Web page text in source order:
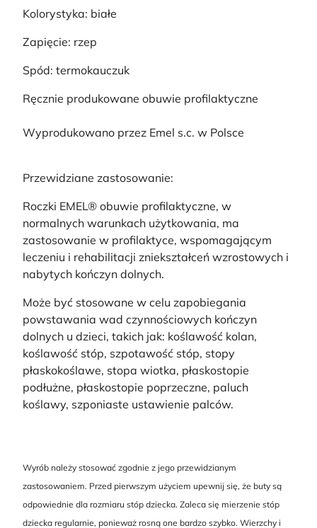
Kolorystyka: białe
Zapięcie: rzep
Spód: termokauczuk
Ręcznie produkowane obuwie profilaktyczne
Wyprodukowano przez Emel s.c. w Polsce
Przewidziane zastosowanie:
Roczki EMEL® obuwie profilaktyczne, w
normalnych warunkach użytkowania, ma
zastosowanie w profilaktyce, wspomagającym
leczeniu i rehabilitacji zniekształceń wzrostowych i
nabytych kończyn dolnych.
Może być stosowane w celu zapobiegania
powstawania wad czynnościowych kończyn
dolnych u dzieci, takich jak: koślawość kolan,
koślawość stóp, szpotawość stóp, stopy
płaskokoślawe, stopa wiotka, płaskostopie
podłużne, płaskostopie poprzeczne, paluch
koślawy, szponiaste ustawienie palców.
Wyrób należy stosować zgodnie z jego przewidzianym
zastosowaniem. Przed pierwszym użyciem upewnij się, że buty są
odpowiednie dla rozmiaru stóp dziecka. Zaleca się mierzenie stóp
dziecka regularnie, ponieważ rosną one bardzo szybko. Wierzchy i